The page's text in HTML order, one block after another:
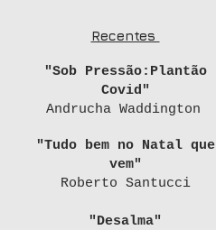
Recentes
"Sob Pressão:Plantão
Covid"
Andrucha Waddington
"Tudo bem no Natal que
vem"
Roberto Santucci
"Desalma"